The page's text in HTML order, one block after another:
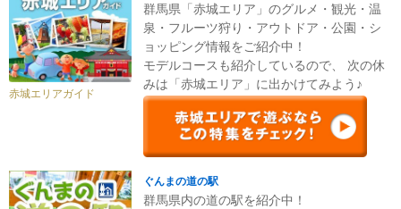
赤城エリアガイド
群馬県「赤城エリア」のグルメ・観光・温
泉・フルーツ狩り・アウトドア・公園・シ
ョッピング情報をご紹介中！
モデルコースも紹介しているので、 次の休
みは「赤城エリア」に出かけてみよう♪
ぐんまの道の駅
群馬県内の道の駅を紹介中！